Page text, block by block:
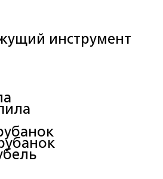
инструмент